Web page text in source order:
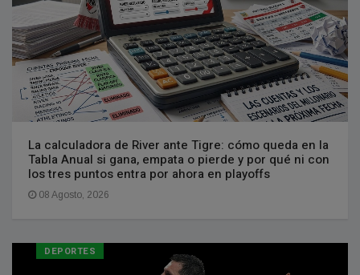
La calculadora de River ante Tigre: cómo queda en la
Tabla Anual si gana, empata o pierde y por qué ni con
los tres puntos entra por ahora en playoffs
08 Agosto, 2026
DEPORTES